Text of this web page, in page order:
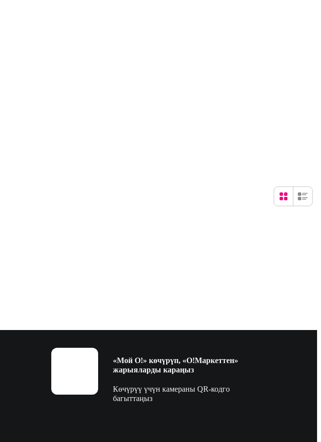
«Мой О!» көчүрүп, «О!Маркеттен»
жарыяларды караңыз
Көчүрүү үчүн камераны QR-кодго
багыттаңыз